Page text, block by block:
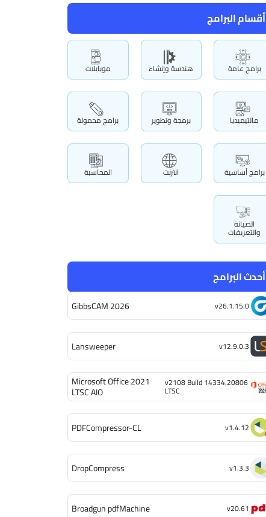
أقسام البرامج
برامج عامة هندسة وإنشاء موبايلات
مالتيميديا برمجة وتطوير برامج محمولة
برامج أساسية انترنت المحاسبة
الصيانة
والتعريفات
أحدث البرامج
GibbsCAM 2026 v26.1.15.0
Lansweeper v12.9.0.3
Microsoft Office 2021
LTSC AIO
v2108 Build 14334.20806
LTSC
PDFCompressor-CL v1.4.12
DropCompress v1.3.3
Broadgun pdfMachine v20.61